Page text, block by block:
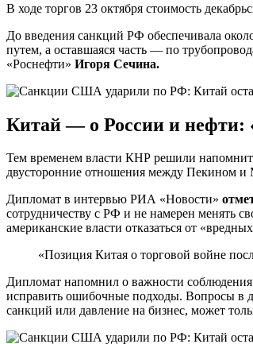
В ходе торгов 23 октября стоимость
До введения санкций РФ обеспечивала
путем, а оставшаяся часть — по
«Роснефти» Игоря Сечина.
Китай — о России и нефти:
Тем временем власти КНР решили
двусторонние отношения между Пекином и
Дипломат в интервью РИА «Новости»
сотрудничеству с РФ и не намерен
американские власти отказаться от
«Позиция Китая о торговой войне
Дипломат напомнил о важности соблюдения
исправить ошибочные подходы. Вопросы в
санкций или давление на бизнес, может